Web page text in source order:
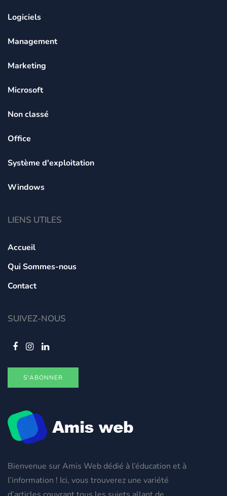
Bienvenue sur Amis Web dédié à l’éducation et à
l’information ! Ici, vous trouverez une variété
Logiciels
Management
Marketing
Microsoft
Non classé
Office
Système d'exploitation
Windows
LIENS UTILES
Accueil
Qui Sommes-nous
Contact
SUIVEZ-NOUS
S'ABONNER